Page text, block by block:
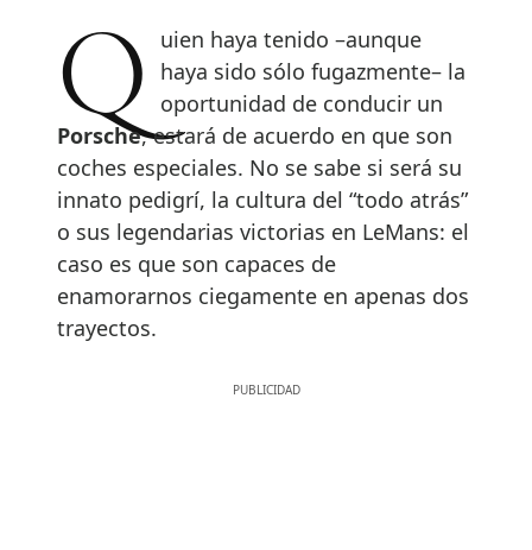
Quien haya tenido –aunque
haya sido sólo fugazmente– la
oportunidad de conducir un
Porsche, estará de acuerdo en que son
coches especiales. No se sabe si será su
innato pedigrí, la cultura del “todo atrás”
o sus legendarias victorias en LeMans: el
caso es que son capaces de
enamorarnos ciegamente en apenas dos
trayectos.